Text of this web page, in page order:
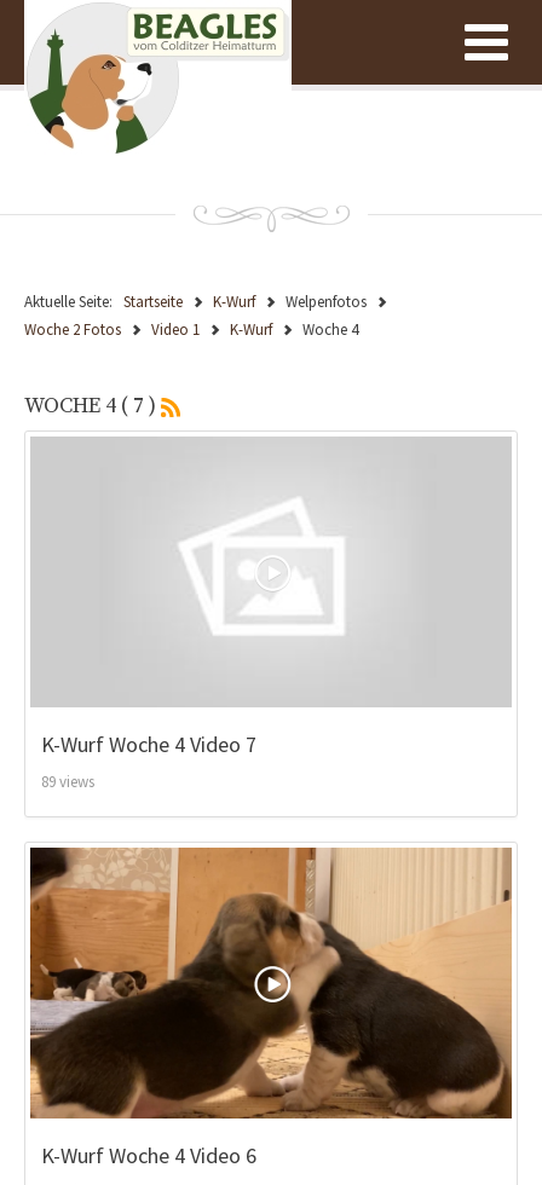
Aktuelle Seite: Startseite K-Wurf
Welpenfotos
Woche 2 Fotos
Video 1 K-Wurf Woche 4
WOCHE 4 ( 7 )
K-Wurf Woche 4 Video 7
89 views
K-Wurf Woche 4 Video 6